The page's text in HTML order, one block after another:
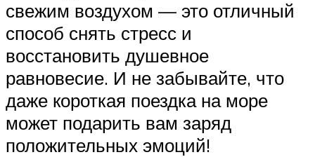
свежим воздухом — это отличный
способ снять стресс и
восстановить душевное
равновесие. И не забывайте, что
даже короткая поездка на море
может подарить вам заряд
положительных эмоций!